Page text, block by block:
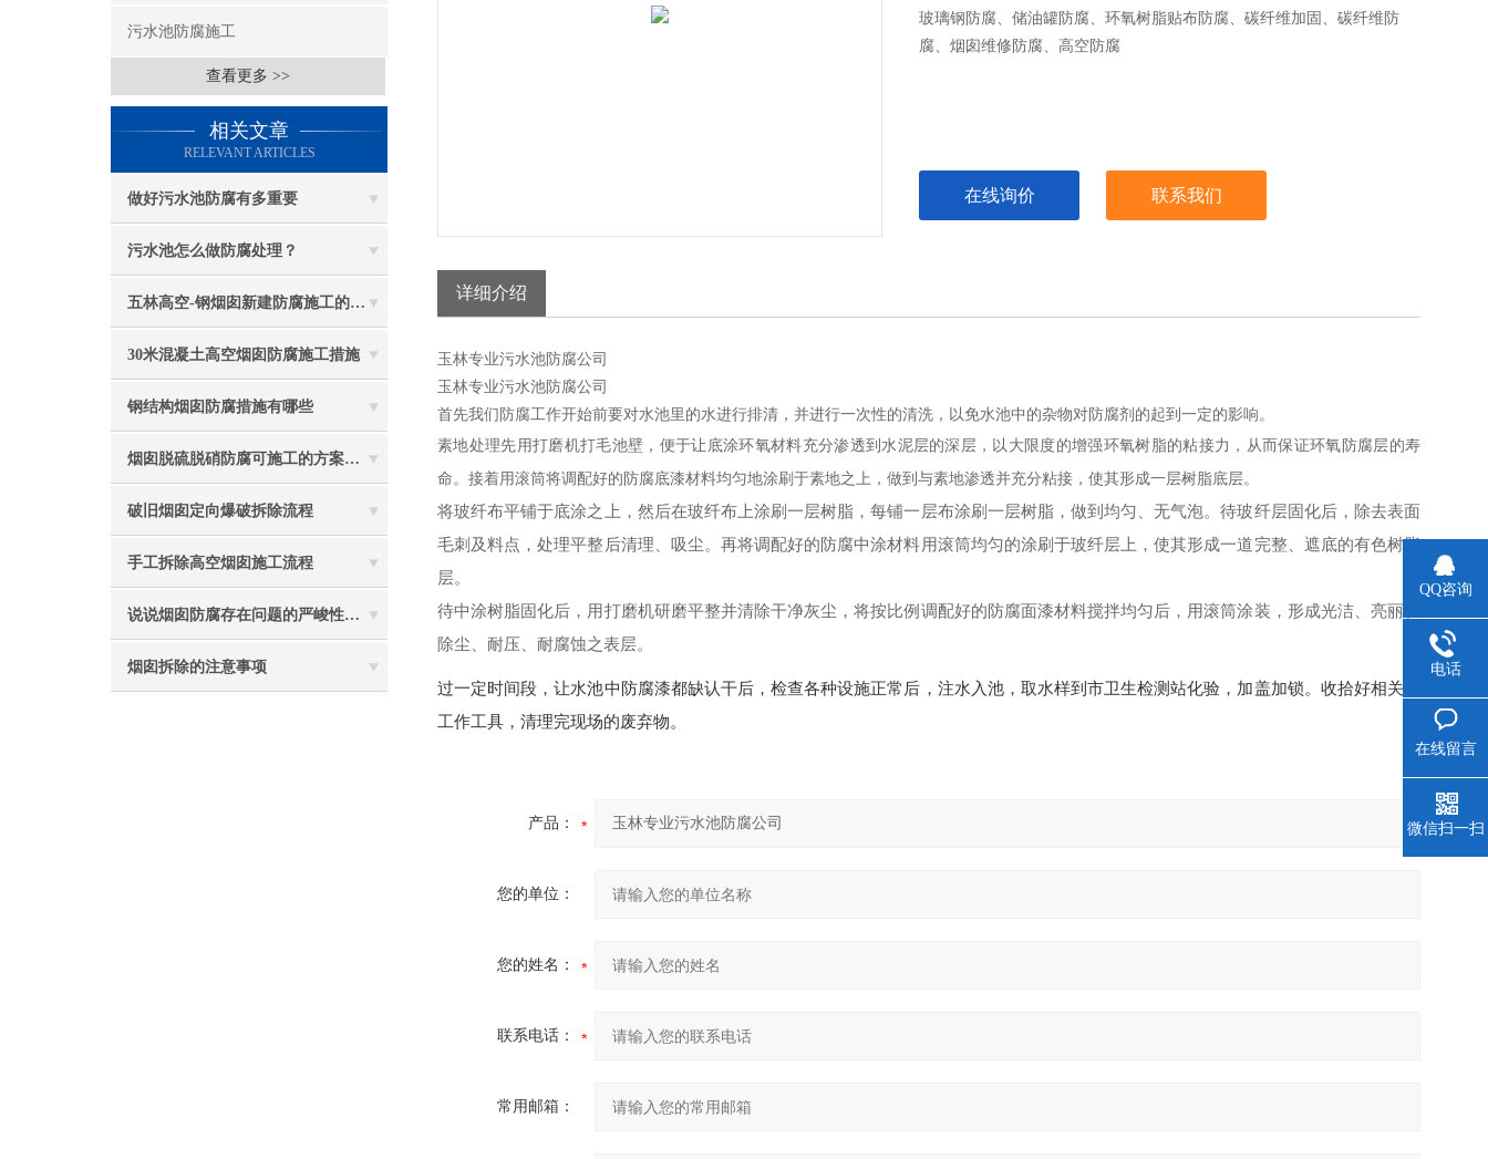
污水池防腐施工
查看更多 >>
相关文章
RELEVANT ARTICLES
做好污水池防腐有多重要
污水池怎么做防腐处理？
五林高空-钢烟囱新建防腐施工的重要性
30米混凝土高空烟囱防腐施工措施
钢结构烟囱防腐措施有哪些
烟囱脱硫脱硝防腐可施工的方案都有哪些？
破旧烟囱定向爆破拆除流程
手工拆除高空烟囱施工流程
说说烟囱防腐存在问题的严峻性体现在哪些方面
烟囱拆除的注意事项
玻璃钢防腐、储油罐防腐、环氧树脂贴布防腐、碳纤维加固、碳纤维防
腐、烟囱维修防腐、高空防腐
在线询价 联系我们
详细介绍
玉林专业污水池防腐公司
玉林专业污水池防腐公司
首先我们防腐工作开始前要对水池里的水进行排清，并进行一次性的清洗，以免水池中的杂物对防腐剂的起到一定的影响。
素地处理先用打磨机打毛池壁，便于让底涂环氧材料充分渗透到水泥层的深层，以大限度的增强环氧树脂的粘接力，从而保证环氧防腐层的寿
命。接着用滚筒将调配好的防腐底漆材料均匀地涂刷于素地之上，做到与素地渗透并充分粘接，使其形成一层树脂底层。
将玻纤布平铺于底涂之上，然后在玻纤布上涂刷一层树脂，每铺一层布涂刷一层树脂，做到均匀、无气泡。待玻纤层固化后，除去表面
毛刺及料点，处理平整后清理、吸尘。再将调配好的防腐中涂材料用滚筒均匀的涂刷于玻纤层上，使其形成一道完整、遮底的有色树脂
层。
待中涂树脂固化后，用打磨机研磨平整并清除干净灰尘，将按比例调配好的防腐面漆材料搅拌均匀后，用滚筒涂装，形成光洁、亮丽、
除尘、耐压、耐腐蚀之表层。
过一定时间段，让水池中防腐漆都缺认干后，检查各种设施正常后，注水入池，取水样到市卫生检测站化验，加盖加锁。收拾好相关的
工作工具，清理完现场的废弃物。
产品：
您的单位：
您的姓名：
联系电话：
常用邮箱：
QQ咨询
电话
在线留言
微信扫一扫